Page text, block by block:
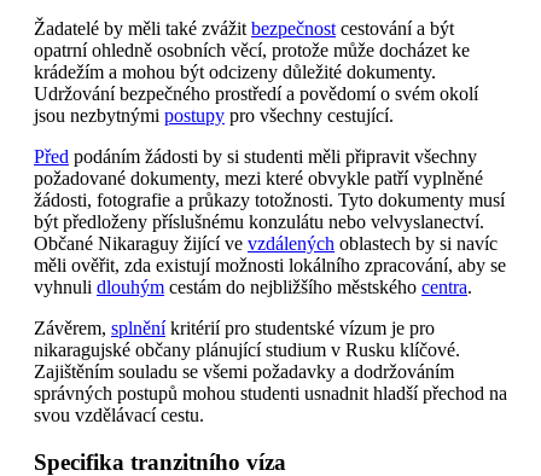
Žadatelé by měli také zvážit bezpečnost cestování a být
opatrní ohledně osobních věcí, protože může docházet ke
krádežím a mohou být odcizeny důležité dokumenty.
Udržování bezpečného prostředí a povědomí o svém okolí
jsou nezbytnými postupy pro všechny cestující.
Před podáním žádosti by si studenti měli připravit všechny
požadované dokumenty, mezi které obvykle patří vyplněné
žádosti, fotografie a průkazy totožnosti. Tyto dokumenty musí
být předloženy příslušnému konzulátu nebo velvyslanectví.
Občané Nikaraguy žijící ve vzdálených oblastech by si navíc
měli ověřit, zda existují možnosti lokálního zpracování, aby se
vyhnuli dlouhým cestám do nejbližšího městského centra.
Závěrem, splněníkritérií pro studentské vízum je pro
nikaragujské občany plánující studium v Rusku klíčové.
Zajištěním souladu se všemi požadavky a dodržováním
správných postupů mohou studenti usnadnit hladší přechod na
svou vzdělávací cestu.
Specifika tranzitního víza